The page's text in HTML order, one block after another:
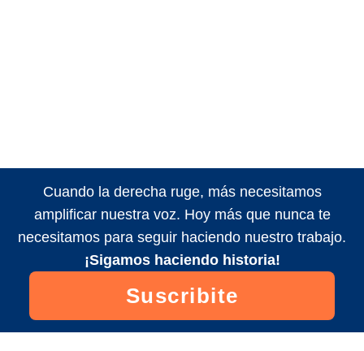
Cuando la derecha ruge, más necesitamos
amplificar nuestra voz. Hoy más que nunca te
necesitamos para seguir haciendo nuestro trabajo.
¡Sigamos haciendo historia!
Suscribite